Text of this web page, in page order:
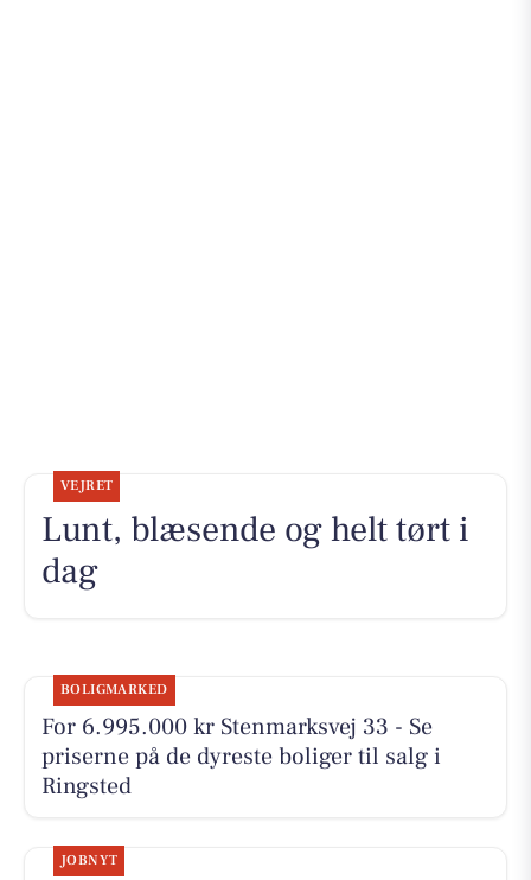
VEJRET
Lunt, blæsende og helt tørt i
dag
BOLIGMARKED
For 6.995.000 kr Stenmarksvej 33 - Se
priserne på de dyreste boliger til salg i
Ringsted
JOBNYT